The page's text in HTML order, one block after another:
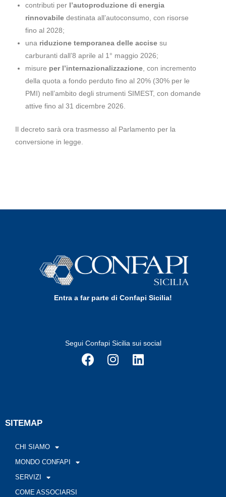
contributi per l’autoproduzione di energia
rinnovabile destinata all’autoconsumo, con risorse
fino al 2028;
una riduzione temporanea delle accise su
carburanti dall’8 aprile al 1° maggio 2026;
misure per l’internazionalizzazione , con incremento
della quota a fondo perduto fino al 20% (30% per le
PMI) nell’ambito degli strumenti SIMEST, con domande
attive fino al 31 dicembre 2026.
Il decreto sarà ora trasmesso al Parlamento per la
conversione in legge.
Entra a far parte di Confapi Sicilia!
Segui Confapi Sicilia sui social
SITEMAP
CHI SIAMO
MONDO CONFAPI
SERVIZI
COME ASSOCIARSI